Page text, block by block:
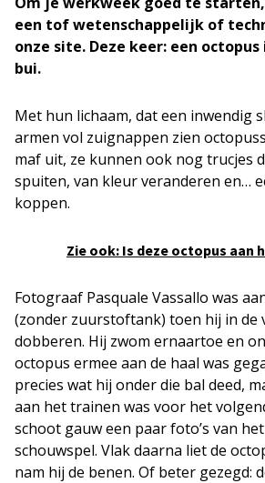
een tof wetenschappelijk of
onze site. Deze keer: een octopus
bui.
Met hun lichaam, dat een inwendig
armen vol zuignappen zien
maf uit, ze kunnen ook nog trucjes
spuiten, van kleur veranderen en…
koppen.
Zie ook: Is deze octopus aan
Fotograaf Pasquale Vassallo was
(zonder zuurstoftank) toen hij in de
dobberen. Hij zwom ernaartoe en
octopus ermee aan de haal was
precies wat hij onder die bal deed,
aan het trainen was voor het
schoot gauw een paar foto’s van
schouwspel. Vlak daarna liet de
nam hij de benen. Of beter gezegd: